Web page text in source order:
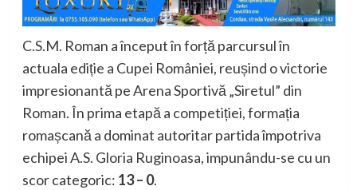
C.S.M. Roman a început în forță parcursul în
actuala ediție a Cupei României, reușind o victorie
impresionantă pe Arena Sportivă „Siretul” din
Roman. În prima etapă a competiției, formația
romașcană a dominat autoritar partida împotriva
echipei A.S. Gloria Ruginoasa, impunându-se cu un
scor categoric: 13 – 0.